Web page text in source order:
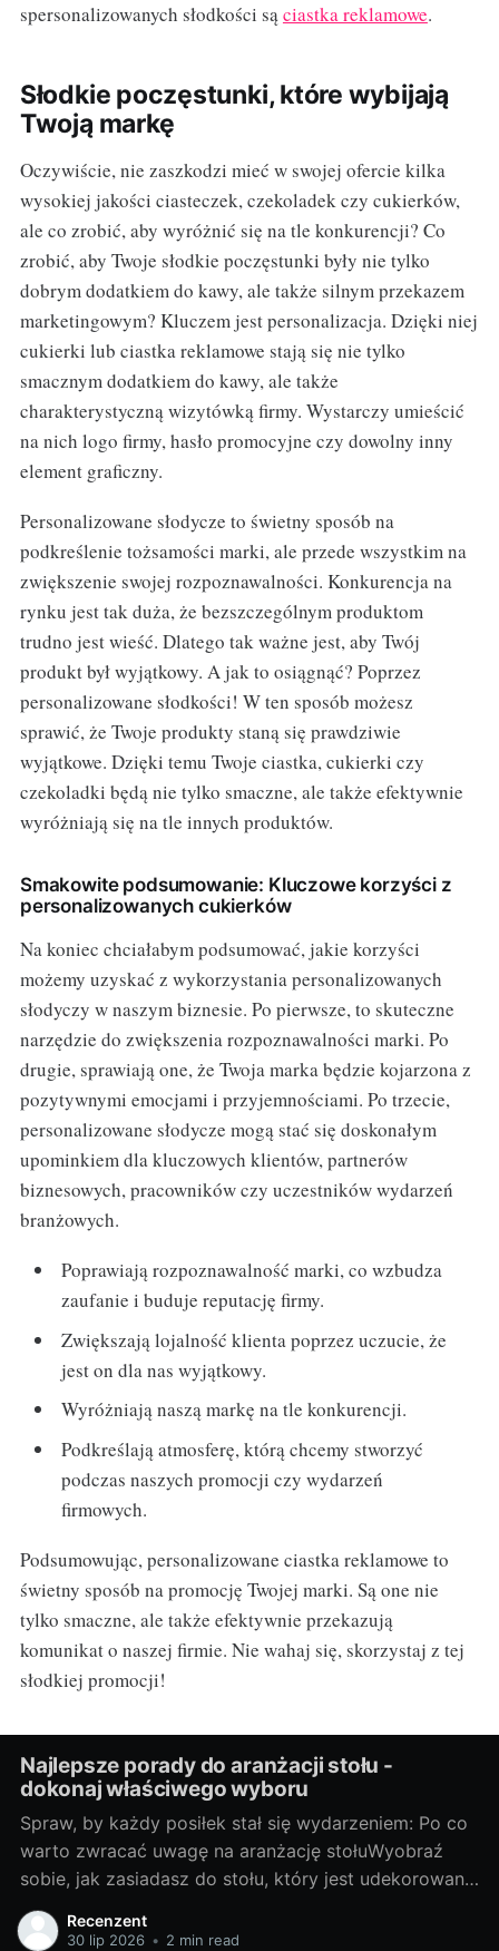
spersonalizowanych słodkości sąciastka reklamowe.
Słodkie poczęstunki, które wybijają
Twoją markę
Oczywiście, nie zaszkodzi mieć w swojej ofercie kilka
wysokiej jakości ciasteczek, czekoladek czy cukierków,
ale co zrobić, aby wyróżnić się na tle konkurencji? Co
zrobić, aby Twoje słodkie poczęstunki były nie tylko
dobrym dodatkiem do kawy, ale także silnym przekazem
marketingowym? Kluczem jest personalizacja. Dzięki niej
cukierki lub ciastka reklamowe stają się nie tylko
smacznym dodatkiem do kawy, ale także
charakterystyczną wizytówką firmy. Wystarczy umieścić
na nich logo firmy, hasło promocyjne czy dowolny inny
element graficzny.
Personalizowane słodycze to świetny sposób na
podkreślenie tożsamości marki, ale przede wszystkim na
zwiększenie swojej rozpoznawalności. Konkurencja na
rynku jest tak duża, że bezszczególnym produktom
trudno jest wieść. Dlatego tak ważne jest, aby Twój
produkt był wyjątkowy. A jak to osiągnąć? Poprzez
personalizowane słodkości! W ten sposób możesz
sprawić, że Twoje produkty staną się prawdziwie
wyjątkowe. Dzięki temu Twoje ciastka, cukierki czy
czekoladki będą nie tylko smaczne, ale także efektywnie
wyróżniają się na tle innych produktów.
Smakowite podsumowanie: Kluczowe korzyści z
personalizowanych cukierków
Na koniec chciałabym podsumować, jakie korzyści
możemy uzyskać z wykorzystania personalizowanych
słodyczy w naszym biznesie. Po pierwsze, to skuteczne
narzędzie do zwiększenia rozpoznawalności marki. Po
drugie, sprawiają one, że Twoja marka będzie kojarzona z
pozytywnymi emocjami i przyjemnościami. Po trzecie,
personalizowane słodycze mogą stać się doskonałym
upominkiem dla kluczowych klientów, partnerów
biznesowych, pracowników czy uczestników wydarzeń
branżowych.
Poprawiają rozpoznawalność marki, co wzbudza
zaufanie i buduje reputację firmy.
Zwiększają lojalność klienta poprzez uczucie, że
jest on dla nas wyjątkowy.
Wyróżniają naszą markę na tle konkurencji.
Podkreślają atmosferę, którą chcemy stworzyć
podczas naszych promocji czy wydarzeń
firmowych.
Podsumowując, personalizowane ciastka reklamowe to
świetny sposób na promocję Twojej marki. Są one nie
tylko smaczne, ale także efektywnie przekazują
komunikat o naszej firmie. Nie wahaj się, skorzystaj z tej
słodkiej promocji!
Najlepsze porady do aranżacji stołu -
dokonaj właściwego wyboru
Spraw, by każdy posiłek stał się wydarzeniem: Po co
warto zwracać uwagę na aranżację stołuWyobraź
sobie, jak zasiadasz do stołu, który jest udekorowany
z troską i wyobraźnią. Każda filiżanka, talerz i
sztućce są umieszczone na miejscu, tworząc piękną
Recenzent
30 lip 2026 • 2 min read